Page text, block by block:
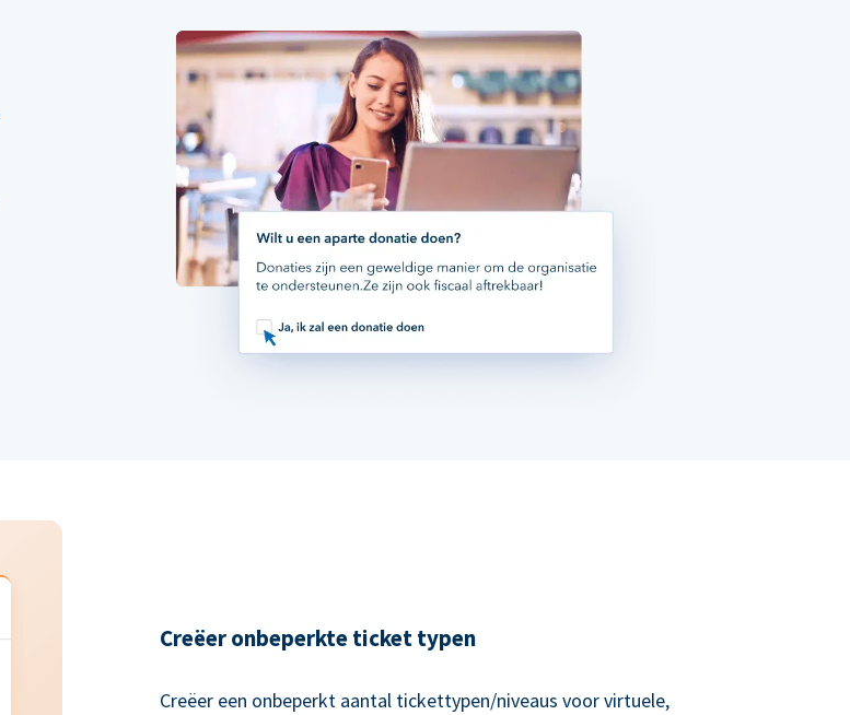
Creëer onbeperkte ticket typen
Creëer een onbeperkt aantal tickettypen/niveaus voor virtuele,